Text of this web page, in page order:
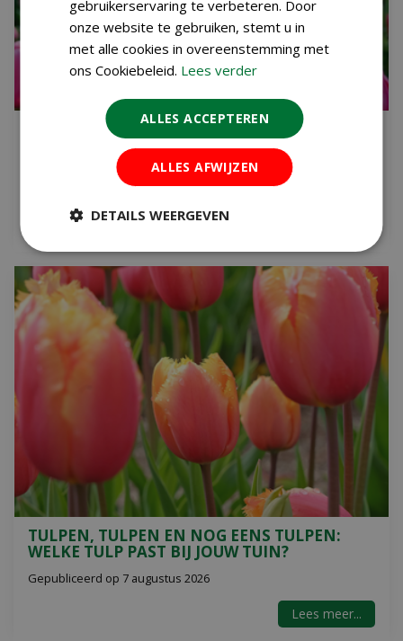
VAN FEBRUARI TOT MEI BLOEMEN: ZO
MAAK JE EEN BLOEMBOLLENPLAN MET
MAANDENLANG KLEUR
7 augustus 2026
TULPEN, TULPEN EN NOG EENS TULPEN:
WELKE TULP PAST BIJ JOUW TUIN?
Gepubliceerd op 7 augustus 2026
Lees meer...
gebruikerservaring te verbeteren. Door
onze website te gebruiken, stemt u in
met alle cookies in overeenstemming met
ons Cookiebeleid. Lees verder
ALLES ACCEPTEREN
ALLES AFWIJZEN
DETAILS WEERGEVEN